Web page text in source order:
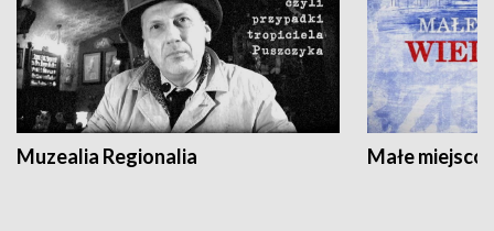
Muzealia Regionalia Małe